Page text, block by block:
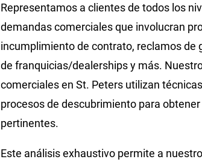
Representamos a clientes de todos los
demandas comerciales que involucran
incumplimiento de contrato, reclamos de
de franquicias/dealerships y más.
comerciales en St. Peters utilizan
procesos de descubrimiento para
pertinentes.
Este análisis exhaustivo permite a